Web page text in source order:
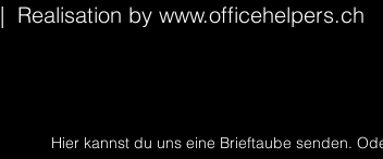
| Realisation by www.officehelpers.ch
Hier kannst du uns eine Brieftaube senden.